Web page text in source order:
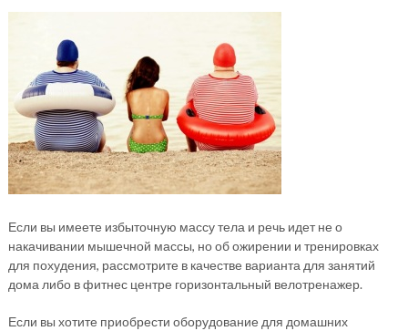
Если вы имеете избыточную массу тела и речь идет не о
накачивании мышечной массы, но об ожирении и тренировках
для похудения, рассмотрите в качестве варианта для занятий
дома либо в фитнес центре горизонтальный велотренажер.
Если вы хотите приобрести оборудование для домашних